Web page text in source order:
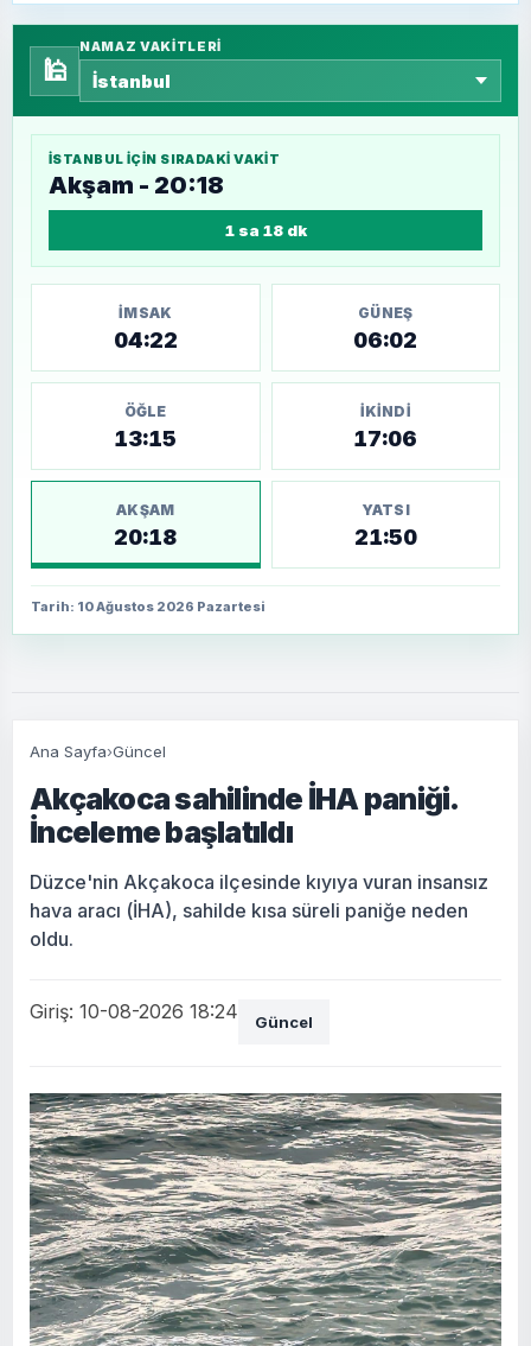
🕌
NAMAZ VAKITLERI
İSTANBUL IÇIN SIRADAKI VAKIT
Akşam - 20:18
1 sa 18 dk
İMSAK
04:22
GÜNEŞ
06:02
ÖĞLE
13:15
İKINDI
17:06
AKŞAM
20:18
YATSI
21:50
Tarih: 10 Ağustos 2026 Pazartesi
Ana Sayfa›Güncel
Akçakoca sahilinde İHA paniği.
İnceleme başlatıldı
Düzce'nin Akçakoca ilçesinde kıyıya vuran insansız
hava aracı (İHA), sahilde kısa süreli paniğe neden
oldu.
Giriş: 10-08-2026 18:24 Güncel